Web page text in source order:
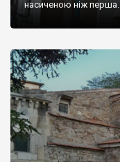
насиченою ніж перша.